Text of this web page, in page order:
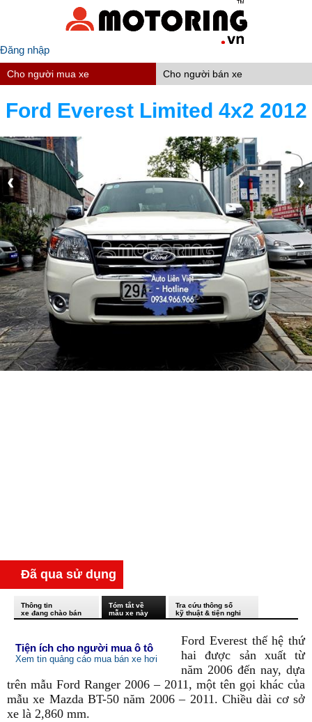
Đăng nhập
Cho người mua xe Cho người bán xe
Ford Everest Limited 4x2 2012
‹ ›
Đã qua sử dụng
Thông tin
xe đang chào bán
Tóm tắt về
mẫu xe này
Tra cứu thông số
kỹ thuật & tiện nghi
Tiện ích cho người mua ô tô
Xem tin quảng cáo mua bán xe hơi
Ford Everest thế hệ thứ
hai được sản xuất từ
năm 2006 đến nay, dựa
trên mẫu Ford Ranger 2006 – 2011, một tên gọi khác của
mẫu xe Mazda BT-50 năm 2006 – 2011. Chiều dài cơ sở
xe là 2,860 mm.